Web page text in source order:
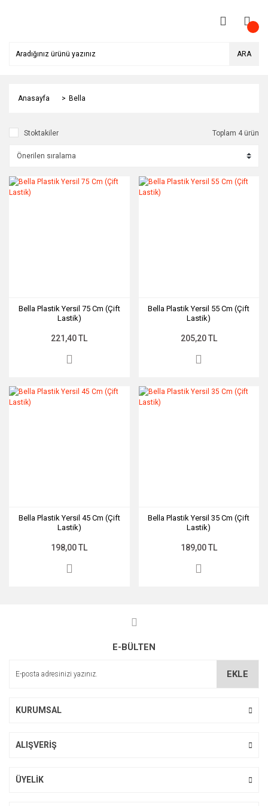
ARA
Anasayfa Bella
Stoktakiler Toplam 4 ürün
Bella Plastik Yersil 75 Cm (Çift
Lastik)
221,40 TL
Bella Plastik Yersil 55 Cm (Çift
Lastik)
205,20 TL
Bella Plastik Yersil 45 Cm (Çift
Lastik)
198,00 TL
Bella Plastik Yersil 35 Cm (Çift
Lastik)
189,00 TL
E-BÜLTEN
EKLE
KURUMSAL
ALIŞVERİŞ
ÜYELİK